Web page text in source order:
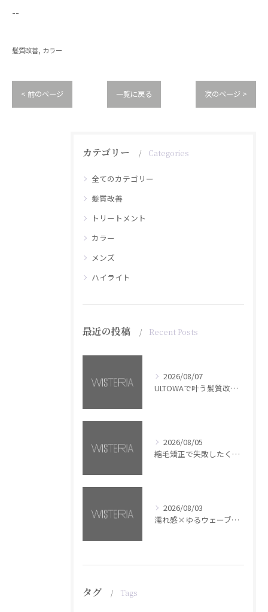
--
髪質改善 カラー
< 前のページ 一覧に戻る 次のページ >
カテゴリー Categories
全てのカテゴリー
髪質改善
トリートメント
カラー
メンズ
ハイライト
最近の投稿 Recent Posts
2026/08/07
ULTOWAで叶う髪質改善美髪カラー【銀座・美容室WISTERIA】
2026/08/05
縮毛矯正で失敗したくない方へ【銀座・美容室WISTERIA】
2026/08/03
濡れ感×ゆるウェーブミディアム【銀座・美容室WISTERIA】
タグ Tags